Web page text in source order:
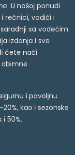
U našoj ponudi
rečnici, vodiči i
sa vodećim
izdanja i sve
ćete naći
i povoljnu
kao i sezonske
50%.